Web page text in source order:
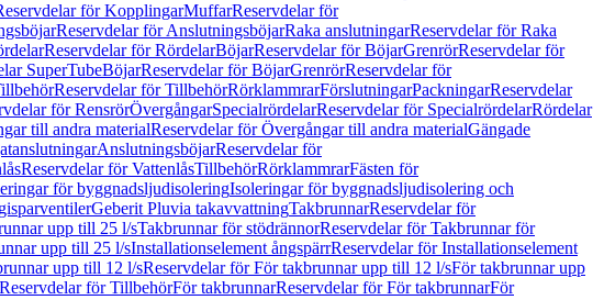
för KopplingarMuffarReservdelar för
Reservdelar för AnslutningsböjarRaka anslutningarReservdelar för Raka
Reservdelar för RördelarBöjarReservdelar för BöjarGrenrörReservdelar för
SuperTubeBöjarReservdelar för BöjarGrenrörReservdelar för
Reservdelar för TillbehörRörklammrarFörslutningarPackningarReservdelar
för RensrörÖvergångarSpecialrördelarReservdelar för SpecialrördelarRördelar
till andra materialReservdelar för Övergångar till andra materialGängade
AnslutningsböjarReservdelar för
Reservdelar för VattenlåsTillbehörRörklammrarFästen för
för byggnadsljudisoleringIsoleringar för byggnadsljudisolering och
Geberit Pluvia takavvattningTakbrunnarReservdelar för
upp till 25 l/sTakbrunnar för stödrännorReservdelar för Takbrunnar för
upp till 25 l/sInstallationselement ångspärrReservdelar för Installationselement
upp till 12 l/sReservdelar för För takbrunnar upp till 12 l/sFör takbrunnar upp
Reservdelar för TillbehörFör takbrunnarReservdelar för För takbrunnarFör